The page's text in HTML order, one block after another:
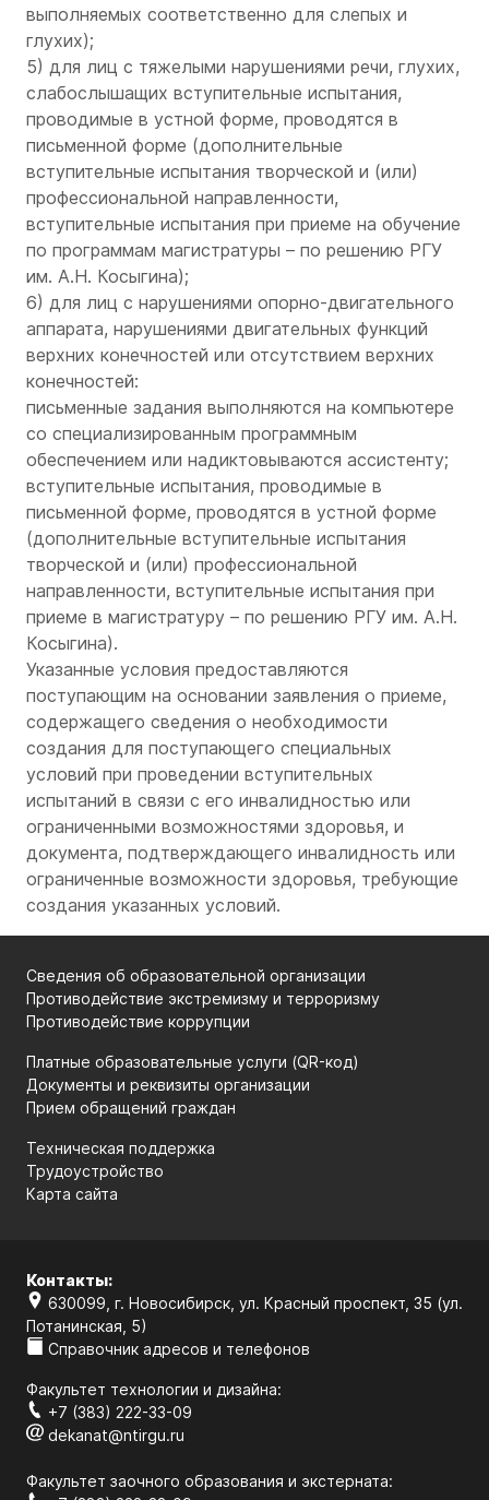
выполняемых соответственно для слепых и
глухих);
5) для лиц с тяжелыми нарушениями речи, глухих,
слабослышащих вступительные испытания,
проводимые в устной форме, проводятся в
письменной форме (дополнительные
вступительные испытания творческой и (или)
профессиональной направленности,
вступительные испытания при приеме на обучение
по программам магистратуры – по решению РГУ
им. А.Н. Косыгина);
6) для лиц с нарушениями опорно-двигательного
аппарата, нарушениями двигательных функций
верхних конечностей или отсутствием верхних
конечностей:
письменные задания выполняются на компьютере
со специализированным программным
обеспечением или надиктовываются ассистенту;
вступительные испытания, проводимые в
письменной форме, проводятся в устной форме
(дополнительные вступительные испытания
творческой и (или) профессиональной
направленности, вступительные испытания при
приеме в магистратуру – по решению РГУ им. А.Н.
Косыгина).
Указанные условия предоставляются
поступающим на основании заявления о приеме,
содержащего сведения о необходимости
создания для поступающего специальных
условий при проведении вступительных
испытаний в связи с его инвалидностью или
ограниченными возможностями здоровья, и
документа, подтверждающего инвалидность или
ограниченные возможности здоровья, требующие
создания указанных условий.
Сведения об образовательной организации
Противодействие экстремизму и терроризму
Противодействие коррупции
Платные образовательные услуги (QR-код)
Документы и реквизиты организации
Прием обращений граждан
Техническая поддержка
Трудоустройство
Карта сайта
Контакты:
630099, г. Новосибирск, ул. Красный проспект, 35 (ул.
Потанинская, 5)
Справочник адресов и телефонов
Факультет технологии и дизайна:
+7 (383) 222-33-09
dekanat@ntirgu.ru
Факультет заочного образования и экстерната: